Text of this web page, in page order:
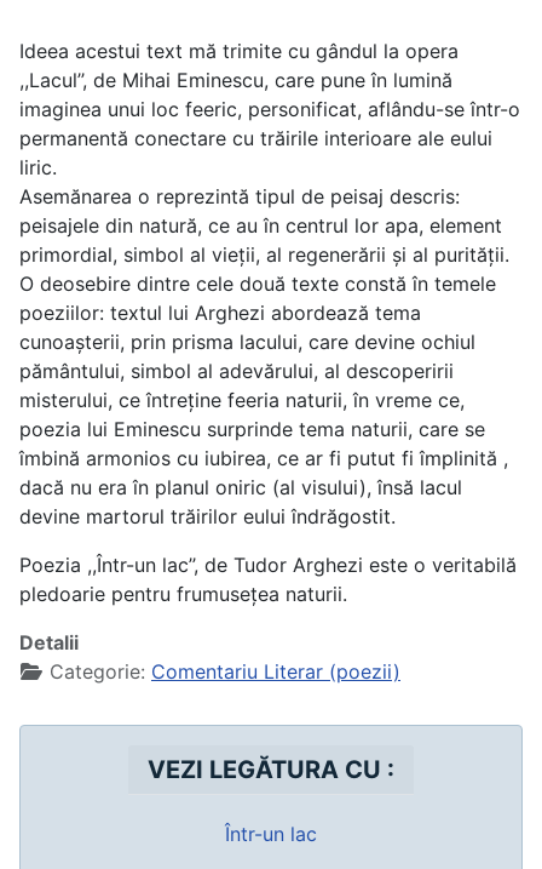
Ideea acestui text mă trimite cu gândul la opera
,,Lacul’’, de Mihai Eminescu, care pune în lumină
imaginea unui loc feeric, personificat, aflându-se într-o
permanentă conectare cu trăirile interioare ale eului
liric.
Asemănarea o reprezintă tipul de peisaj descris:
peisajele din natură, ce au în centrul lor apa, element
primordial, simbol al vieții, al regenerării și al purității.
O deosebire dintre cele două texte constă în temele
poeziilor: textul lui Arghezi abordează tema
cunoașterii, prin prisma lacului, care devine ochiul
pământului, simbol al adevărului, al descoperirii
misterului, ce întreține feeria naturii, în vreme ce,
poezia lui Eminescu surprinde tema naturii, care se
îmbină armonios cu iubirea, ce ar fi putut fi împlinită ,
dacă nu era în planul oniric (al visului), însă lacul
devine martorul trăirilor eului îndrăgostit.
Poezia ,,Într-un lac’’, de Tudor Arghezi este o veritabilă
pledoarie pentru frumusețea naturii.
Detalii
Categorie: Comentariu Literar (poezii)
VEZI LEGĂTURA CU :
Într-un lac